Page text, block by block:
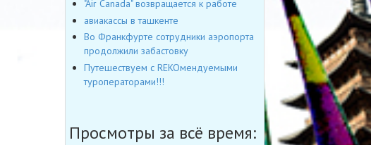
"Air Canada" возвращается к работе
авиакассы в ташкенте
Во Франкфурте сотрудники аэропорта
продолжили забастовку
Путешествуем с REKOмендуемыми
туроператорами!!!
Просмотры за всё время: